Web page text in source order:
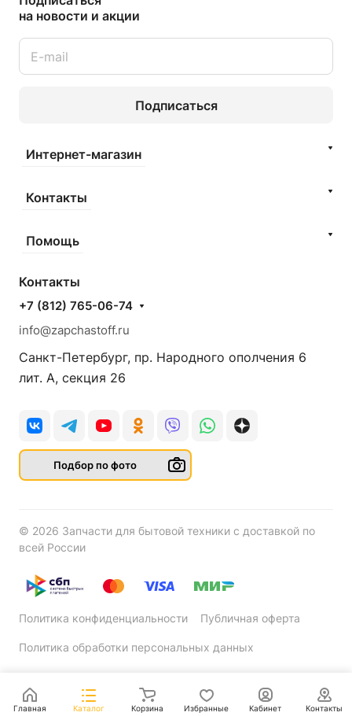
на новости и акции
Подписаться
Интернет-магазин
Контакты
Помощь
Контакты
+7 (812) 765-06-74
info@zapchastoff.ru
Санкт-Петербург, пр. Народного ополчения 6
лит. А, секция 26
Подбор по фото
© 2026 Запчасти для бытовой техники с доставкой по
всей России
Политика конфиденциальности Публичная оферта
Политика обработки персональных данных
Главная Каталог Корзина Избранные Кабинет Контакты